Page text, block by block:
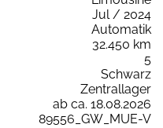
Jul / 2024
Automatik
32.450 km
5
Schwarz
Zentrallager
ab ca. 18.08.2026
89556_GW_MUE-V